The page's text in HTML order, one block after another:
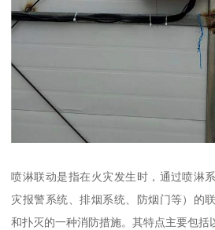
喷淋联动是指在火灾发生时，通过喷淋
灾报警系统、排烟系统、防烟门等）的
和扑灭的一种消防措施。其特点主要包括